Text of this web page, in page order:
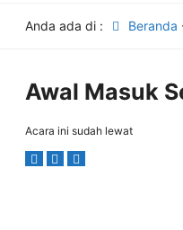
Anda ada di : Beranda
Awal Masuk
Acara ini sudah lewat